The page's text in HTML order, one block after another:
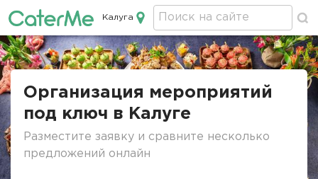
Кейтеринг в Калуге
Калуга
Строка
Организация мероприятий
под ключ в Калуге
Разместите заявку и сравните несколько
предложений онлайн